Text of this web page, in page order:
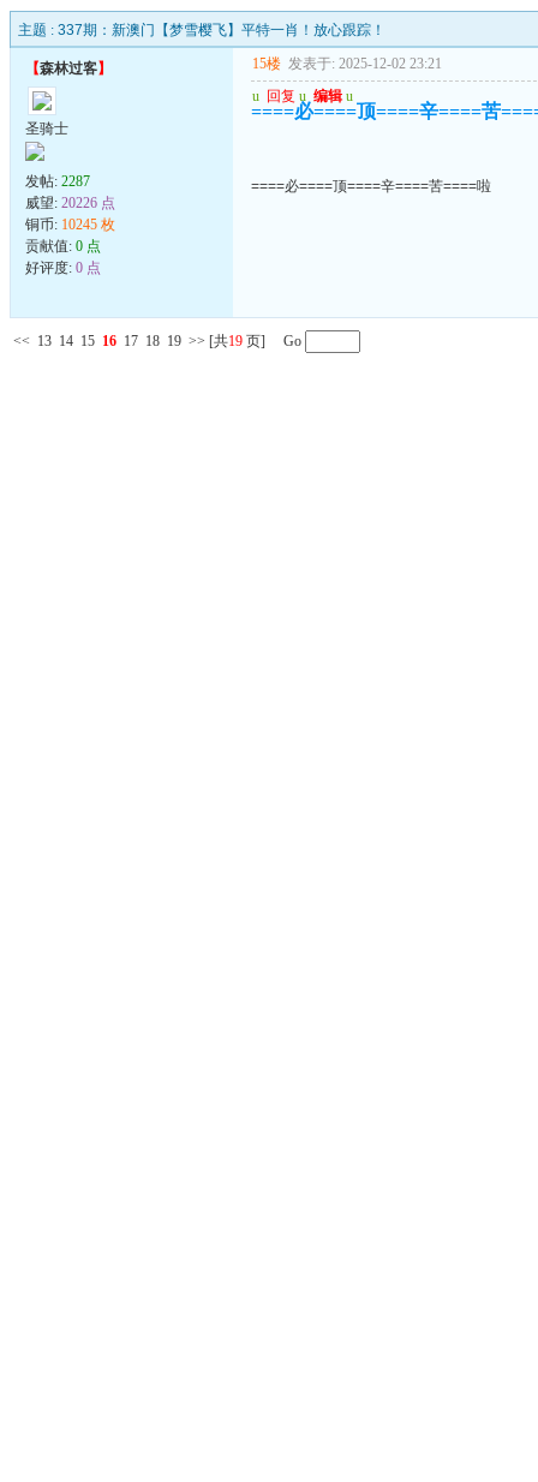
主题 : 337期：新澳门【梦雪樱飞】平特一肖！放心跟踪！
【森林过客】
圣骑士
发帖: 2287
威望: 20226 点
铜币: 10245 枚
贡献值: 0 点
好评度: 0 点
15楼 发表于: 2025-12-02 23:21
u 回复 u 编辑 u
====必====顶====辛====苦
====必====顶====辛====苦====啦
<< 13 14 15 16 17 18 19 >> [共19 页] Go